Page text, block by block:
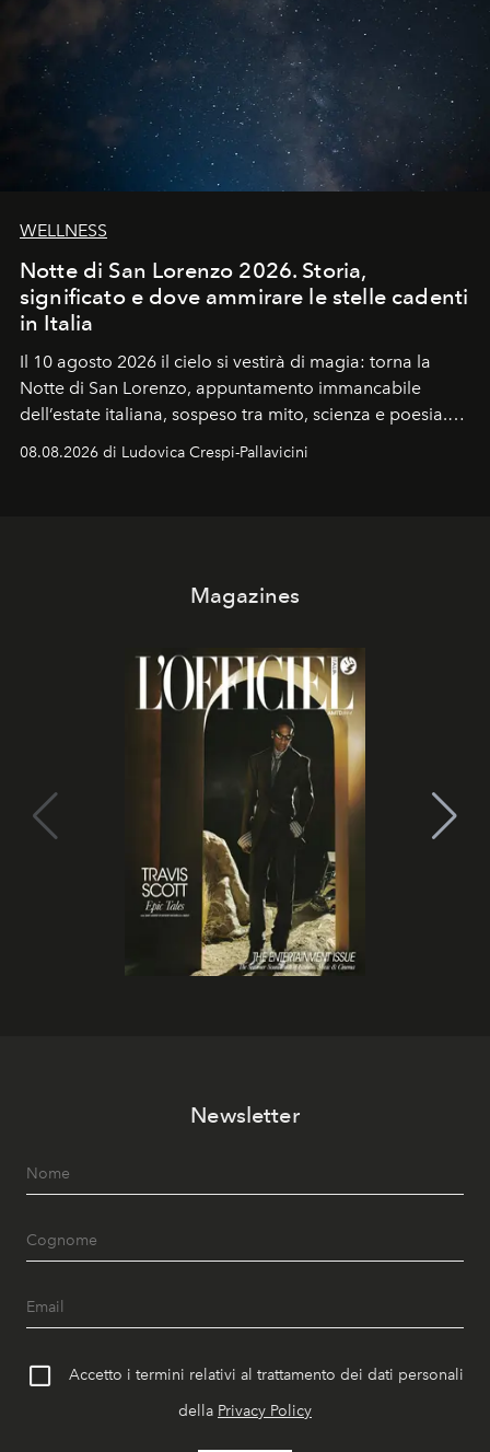
WELLNESS
Notte di San Lorenzo 2026. Storia,
significato e dove ammirare le stelle cadenti
in Italia
Il 10 agosto 2026 il cielo si vestirà di magia: torna la
Notte di San Lorenzo, appuntamento immancabile
dell’estate italiana, sospeso tra mito, scienza e poesia.
Sarà il momento in cui gli occhi si alzano verso la volta
celeste per seguire il passaggio delle
08.08.2026 di Ludovica Crespi-Pallavicini
Magazines
Newsletter
Accetto i termini relativi al trattamento dei dati personali
della Privacy Policy